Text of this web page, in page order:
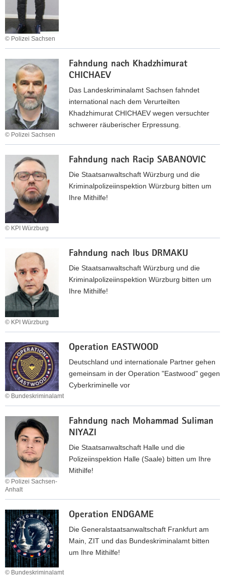
N
s
c
h
A
V
C
H
U
K
B
Y
C
H
c
h
O
l
e
g
E
v
g
e
n
v
i
c
h
N
E
F
D
O
V
© Polizei Sachsen
h
n
d
u
n
g
n
a
c
h
e
n
t
w
i
h
e
n
e
m
S
t
r
a
f
g
e
f
n
g
e
n
e
n
Fahndung nach Khadzhimurat
CHICHAEV
© Polizei Sachsen
Das Landeskriminalamt Sachsen fahndet
international nach dem Verurteilten
Khadzhimurat CHICHAEV wegen versuchter
schwerer räuberischer Erpressung.
a
h
n
d
u
n
g
c
h
K
h
a
d
z
h
i
m
u
r
t
C
H
C
H
A
Fahndung nach Racip SABANOVIC
© KPI Würzburg
Die Staatsanwaltschaft Würzburg und die
Kriminalpolizeiinspektion Würzburg bitten um
Ihre Mithilfe!
a
h
n
d
u
n
g
a
c
h
R
a
c
i
p
S
A
A
N
O
V
I
C
Fahndung nach Ibus DRMAKU
© KPI Würzburg
Die Staatsanwaltschaft Würzburg und die
Kriminalpolizeiinspektion Würzburg bitten um
Ihre Mithilfe!
a
h
n
d
u
n
g
n
a
c
I
b
u
s
D
R
M
A
K
Operation EASTWOOD
© Bundeskriminalamt
Deutschland und internationale Partner gehen
gemeinsam in der Operation "Eastwood" gegen
Cyberkriminelle vor
p
e
r
a
t
i
o
E
A
S
T
W
O
Fahndung nach Mohammad Suliman
NIYAZI
© Polizei Sachsen-
Anhalt
Die Staatsanwaltschaft Halle und die
Polizeiinspektion Halle (Saale) bitten um Ihre
Mithilfe!
a
h
n
d
u
n
Operation ENDGAME
© Bundeskriminalamt
Die Generalstaatsanwaltschaft Frankfurt am
Main, ZIT und das Bundeskriminalamt bitten
um Ihre Mithilfe!